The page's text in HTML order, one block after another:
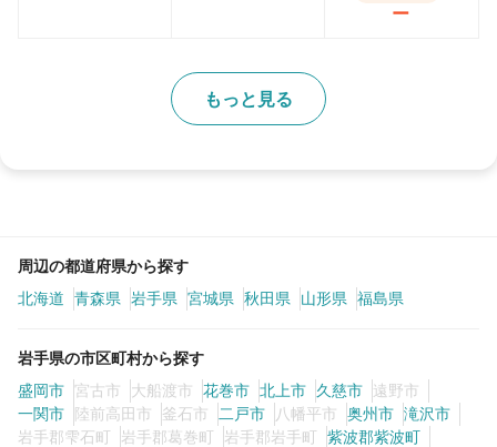
ー
もっと見る
周辺の都道府県から探す
北海道
青森県 岩手県 宮城県 秋田県 山形県 福島県
岩手県の市区町村から探す
盛岡市
宮古市 大船渡市 花巻市 北上市 久慈市
遠野市
一関市
陸前高田市 釜石市 二戸市 八幡平市 奥州市 滝沢市
岩手郡雫石町
岩手郡葛巻町 岩手郡岩手町
紫波郡紫波町